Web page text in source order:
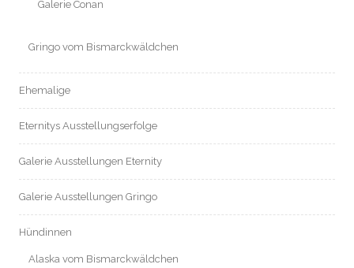
Galerie Conan
Gringo vom Bismarckwäldchen
Ehemalige
Eternitys Ausstellungserfolge
Galerie Ausstellungen Eternity
Galerie Ausstellungen Gringo
Hündinnen
Alaska vom Bismarckwäldchen